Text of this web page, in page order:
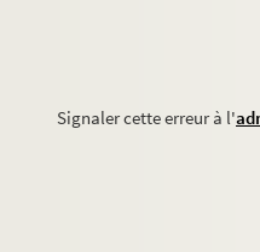
Signaler cette erreur à l'